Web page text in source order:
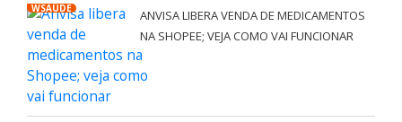
WSAÚDE
ANVISA LIBERA VENDA DE MEDICAMENTOS
NA SHOPEE; VEJA COMO VAI FUNCIONAR